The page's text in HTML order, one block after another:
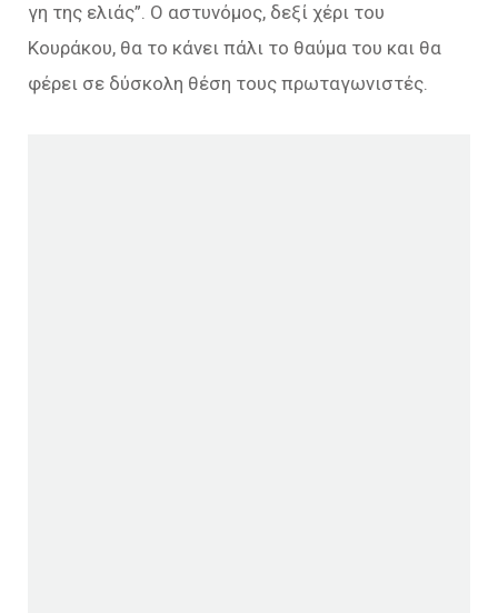
γη της ελιάς”. Ο αστυνόμος, δεξί χέρι του
Κουράκου, θα το κάνει πάλι το θαύμα του και θα
φέρει σε δύσκολη θέση τους πρωταγωνιστές.